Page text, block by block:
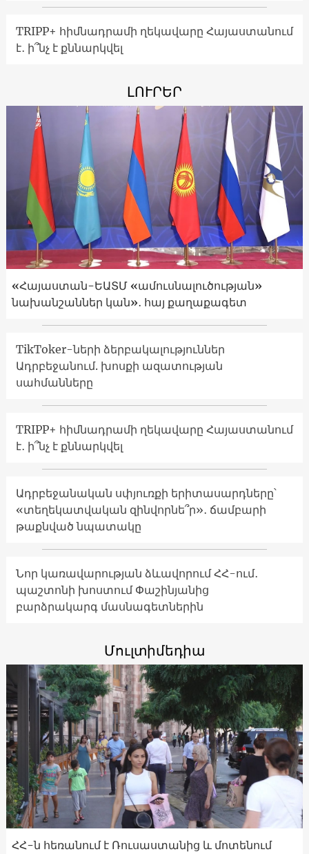
TRIPP+ հիմնադրամի ղեկավարը Հայաստանում
է․ ի՞նչ է քննարկվել
ԼՈՒՐԵՐ
«Հայաստան-ԵԱՏՄ «ամուսնալուծության»
նախանշաններ կան»․ հայ քաղաքագետ
TikToker-ների ձերբակալություններ
Ադրբեջանում. խոսքի ազատության
սահմանները
TRIPP+ հիմնադրամի ղեկավարը Հայաստանում
է․ ի՞նչ է քննարկվել
Ադրբեջանական սփյուռքի երիտասարդները՝
«տեղեկատվական զինվորնե՞ր»․ ճամբարի
թաքնված նպատակը
Նոր կառավարության ձևավորում ՀՀ-ում․
պաշտոնի խոստում Փաշինյանից
բարձրակարգ մասնագետներին
Մուլտիմեդիա
ՀՀ-ն հեռանում է Ռուսաստանից և մոտենում